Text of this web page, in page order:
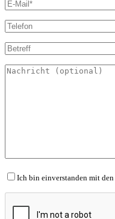
Ich bin einverstanden mit den